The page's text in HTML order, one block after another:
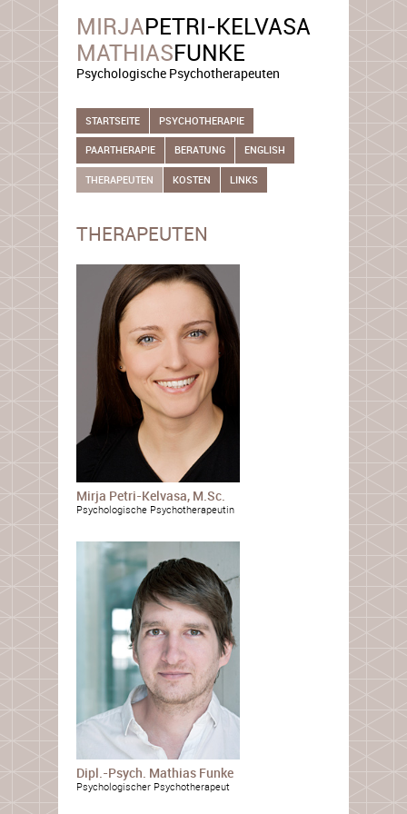
MIRJAPETRI-KELVASA
MATHIASFUNKE
Psychologische Psychotherapeuten
STARTSEITE PSYCHOTHERAPIE
PAARTHERAPIE BERATUNG ENGLISH
THERAPEUTEN KOSTEN LINKS
THERAPEUTEN
Mirja Petri-Kelvasa, M.Sc.
Psychologische Psychotherapeutin
Dipl.-Psych. Mathias Funke
Psychologischer Psychotherapeut